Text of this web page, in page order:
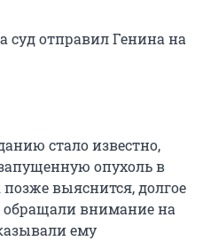
суд отправил Генина на
стало известно,
опухоль в
выяснится, долгое
внимание на
ему